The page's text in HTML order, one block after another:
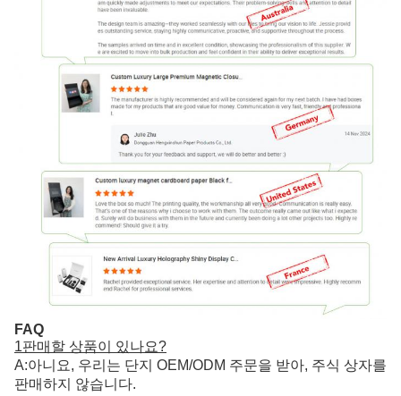
FAQ
1판매할 상품이 있나요?
A:아니요, 우리는 단지 OEM/ODM 주문을 받아, 주식 상자를
판매하지 않습니다.